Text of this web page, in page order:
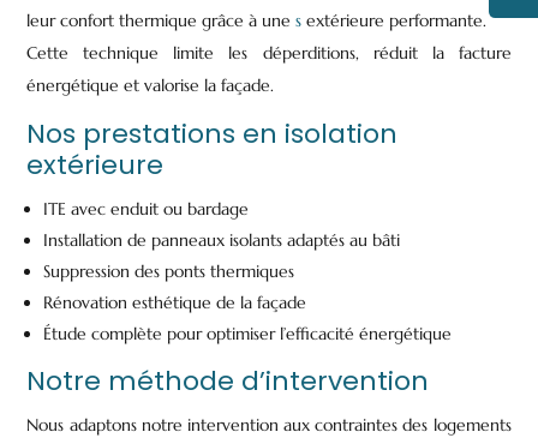
leur confort thermique grâce à unes extérieure performante.
Cette technique limite les déperditions, réduit la facture
énergétique et valorise la façade.
Nos prestations en isolation
extérieure
ITE avec enduit ou bardage
Installation de panneaux isolants adaptés au bâti
Suppression des ponts thermiques
Rénovation esthétique de la façade
Étude complète pour optimiser l’efficacité énergétique
Notre méthode d’intervention
Nous adaptons notre intervention aux contraintes des logements